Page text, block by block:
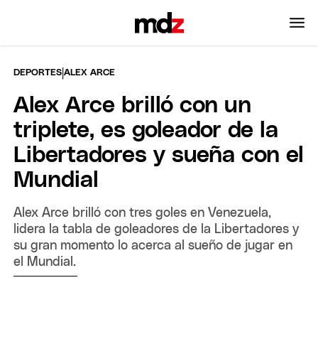
DEPORTES |ALEX ARCE
Alex Arce brilló con un
triplete, es goleador de la
Libertadores y sueña con el
Mundial
Alex Arce brilló con tres goles en Venezuela,
lidera la tabla de goleadores de la Libertadores y
su gran momento lo acerca al sueño de jugar en
el Mundial.